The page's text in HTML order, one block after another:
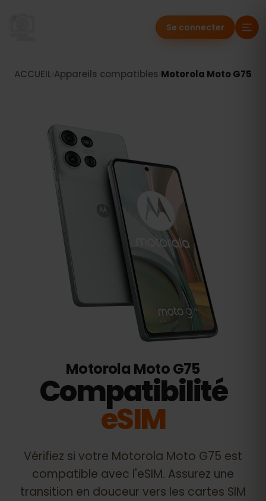
Se connecter
ACCUEIL Appareils compatibles Motorola Moto G75
Motorola Moto G75
Compatibilité
eSIM
Vérifiez si votre Motorola Moto G75 est
compatible avec l'eSIM. Assurez une
transition en douceur vers les cartes SIM